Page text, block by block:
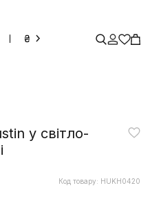
₴
у світло-
Код товару: HUKH0420